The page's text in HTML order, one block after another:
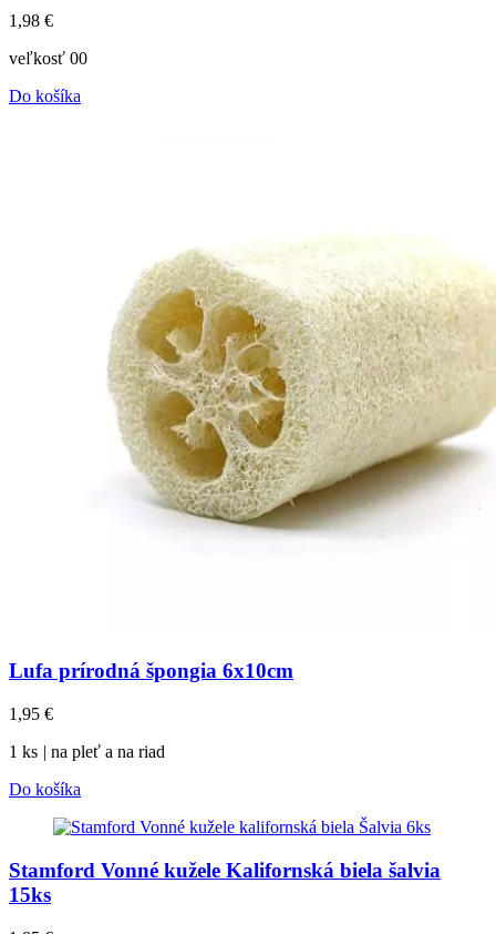
1,98 €
veľkosť 00
Do košíka
Lufa prírodná špongia 6x10cm
1,95 €
1 ks | na pleť a na riad
Do košíka
Stamford Vonné kužele Kalifornská biela šalvia
15ks